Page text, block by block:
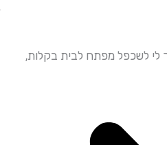
מפתח לבית בקלות,